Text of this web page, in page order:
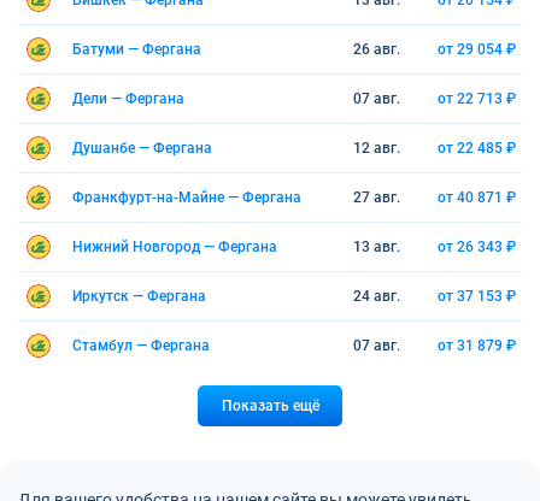
Батуми — Фергана 26 авг. от 29 054 ₽
Дели — Фергана 07 авг. от 22 713 ₽
Душанбе — Фергана 12 авг. от 22 485 ₽
Франкфурт-на-Майне — Фергана 27 авг. от 40 871 ₽
Нижний Новгород — Фергана 13 авг. от 26 343 ₽
Иркутск — Фергана 24 авг. от 37 153 ₽
Стамбул — Фергана 07 авг. от 31 879 ₽
Показать ещё